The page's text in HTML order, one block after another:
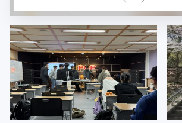
Prev Next